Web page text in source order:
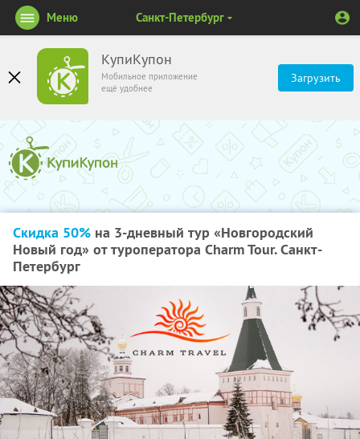
КупиКупон
Мобильное приложение
ещё удобнее
Загрузить
Меню Санкт-Петербург
Скидка 50% на 3-дневный тур «Новгородский
Новый год» от туроператора Charm Tour. Санкт-
Петербург